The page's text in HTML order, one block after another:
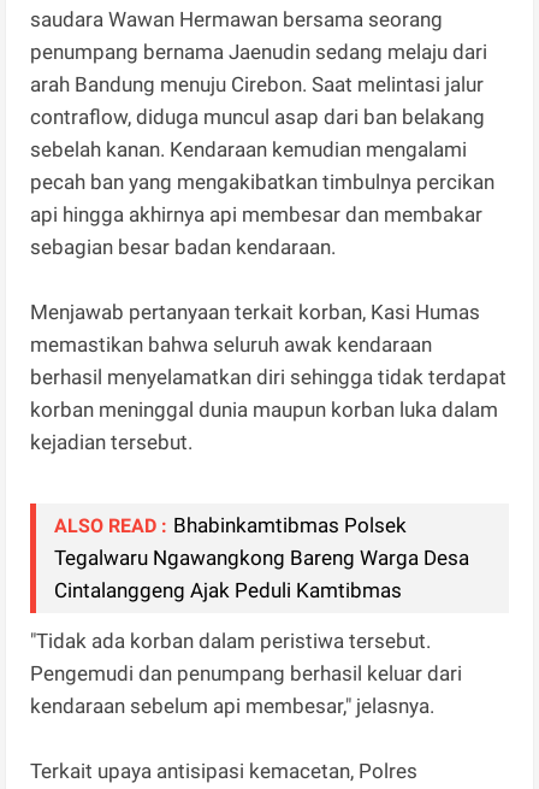
saudara Wawan Hermawan bersama seorang
penumpang bernama Jaenudin sedang melaju dari
arah Bandung menuju Cirebon. Saat melintasi jalur
contraflow, diduga muncul asap dari ban belakang
sebelah kanan. Kendaraan kemudian mengalami
pecah ban yang mengakibatkan timbulnya percikan
api hingga akhirnya api membesar dan membakar
sebagian besar badan kendaraan.
Menjawab pertanyaan terkait korban, Kasi Humas
memastikan bahwa seluruh awak kendaraan
berhasil menyelamatkan diri sehingga tidak terdapat
korban meninggal dunia maupun korban luka dalam
kejadian tersebut.
ALSO READ : Bhabinkamtibmas Polsek
Tegalwaru Ngawangkong Bareng Warga Desa
Cintalanggeng Ajak Peduli Kamtibmas
"Tidak ada korban dalam peristiwa tersebut.
Pengemudi dan penumpang berhasil keluar dari
kendaraan sebelum api membesar," jelasnya.
Terkait upaya antisipasi kemacetan, Polres